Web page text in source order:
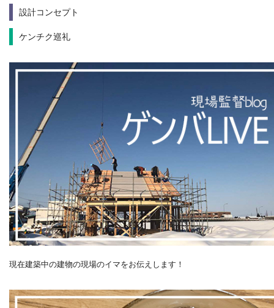
設計コンセプト
ケンチク巡礼
現在建築中の建物の現場のイマをお伝えします！